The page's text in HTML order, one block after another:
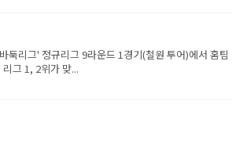
리그' 정규리그 9라운드 1경기(철원 투어)에서 홈팀
그 1, 2위가 맞...